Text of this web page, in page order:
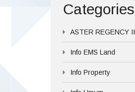
Categories
ASTER REGENCY II
Info EMS Land
Info Property